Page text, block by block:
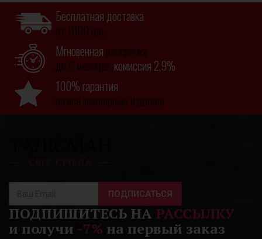
Бесплатная доставка
от 1000 грн.
Мгновенная рассрочка
до 6 месяцев, комиссия 2,9%
100% гарантия
на все ювелирные изделия
ПОДПИСАТЬСЯ
ПОДПИШИТЕСЬ НА РАССЫЛКУ
и получи -7% на первый заказ